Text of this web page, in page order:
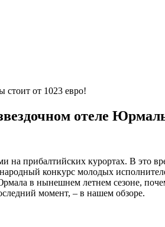
от 1023 евро!
отеле
прибалтийских курортах. В это
конкурс молодых
в нынешнем летнем сезоне,
момент, – в нашем обзоре.